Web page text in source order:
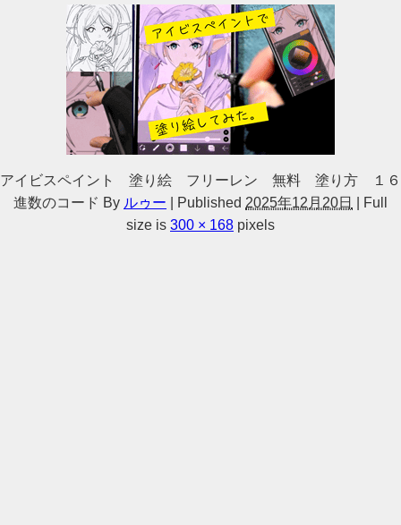
アイビスペイント 塗り絵 フリーレン 無料 塗り方 １６
進数のコード By ルゥー Published 2025年12月20日
Full
size is 300 × 168 pixels